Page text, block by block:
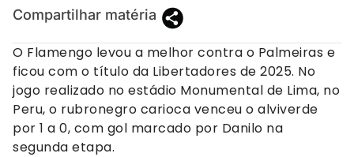
Compartilhar matéria
O Flamengo levou a melhor contra o Palmeiras e
ficou com o título da Libertadores de 2025. No
jogo realizado no estádio Monumental de Lima, no
Peru, o rubronegro carioca venceu o alviverde
por 1 a 0, com gol marcado por Danilo na
segunda etapa.